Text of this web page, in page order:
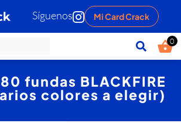
Síguenos Mi Card Crack
0
fundas BLACKFIRE
colores a elegir)